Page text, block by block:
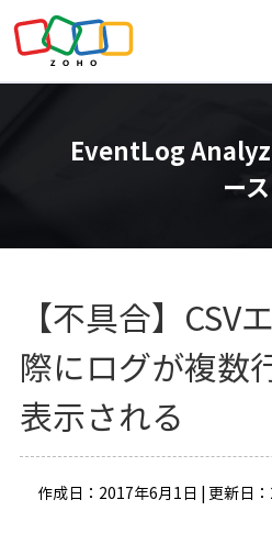
EventLog
ース
【不具合】CSV
際にログが複数
表示される
作成日：2017年6月1日 | 更新日